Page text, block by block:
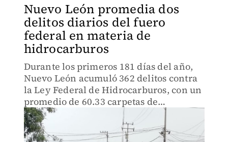
Nuevo León promedia dos
delitos diarios del fuero
federal en materia de
hidrocarburos
Durante los primeros 181 días del año,
Nuevo León acumuló 362 delitos contra
la Ley Federal de Hidrocarburos, con un
promedio de 60.33 carpetas de
investigación por mes.